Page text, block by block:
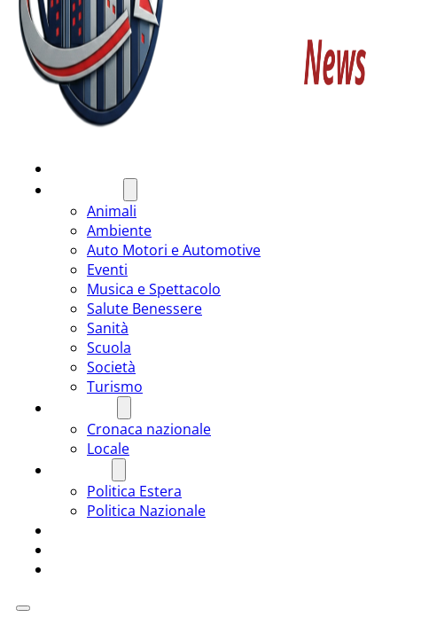
Animali
Ambiente
Auto Motori e Automotive
Eventi
Musica e Spettacolo
Salute Benessere
Sanità
Scuola
Società
Turismo
Cronaca nazionale
Locale
Politica Estera
Politica Nazionale